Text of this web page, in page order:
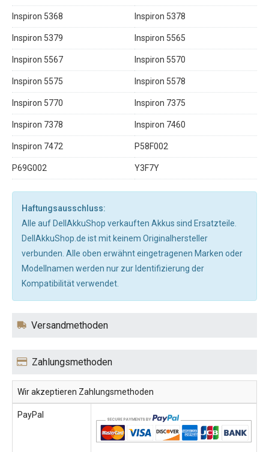
Inspiron 5368 Inspiron 5378
Inspiron 5379 Inspiron 5565
Inspiron 5567 Inspiron 5570
Inspiron 5575 Inspiron 5578
Inspiron 5770 Inspiron 7375
Inspiron 7378 Inspiron 7460
Inspiron 7472 P58F002
P69G002 Y3F7Y
Haftungsausschluss:
Alle auf DellAkkuShop verkauften Akkus sind Ersatzteile.
DellAkkuShop.de ist mit keinem Originalhersteller
verbunden. Alle oben erwähnt eingetragenen Marken oder
Modellnamen werden nur zur Identifizierung der
Kompatibilität verwendet.
Versandmethoden
Zahlungsmethoden
Wir akzeptieren Zahlungsmethoden
PayPal